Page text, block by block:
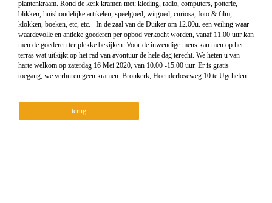
plantenkraam. Rond de kerk kramen met: kleding, radio, computers, potterie,
blikken, huishoudelijke artikelen, speelgoed, witgoed, curiosa, foto & film,
klokken, boeken, etc, etc. In de zaal van de Duiker om 12.00u. een veiling waar
waardevolle en antieke goederen per opbod verkocht worden, vanaf 11.00 uur kan
men de goederen ter plekke bekijken. Voor de inwendige mens kan men op het
terras wat uitkijkt op het rad van avontuur de hele dag terecht. We heten u van
harte welkom op zaterdag 16 Mei 2020, van 10.00 -15.00 uur. Er is gratis
toegang, we verhuren geen kramen. Bronkerk, Hoenderloseweg 10 te Ugchelen.
terug